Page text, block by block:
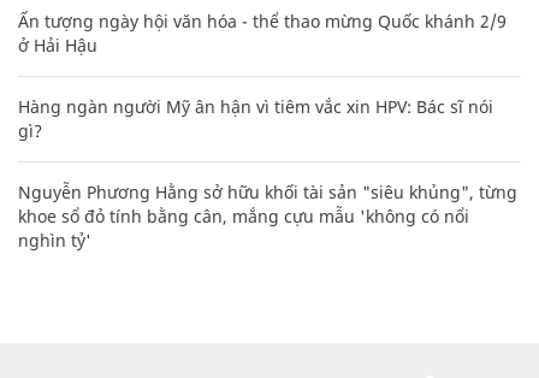
Ấn tượng ngày hội văn hóa - thể thao mừng Quốc khánh 2/9
ở Hải Hậu
Hàng ngàn người Mỹ ân hận vì tiêm vắc xin HPV: Bác sĩ nói
gì?
Nguyễn Phương Hằng sở hữu khối tài sản "siêu khủng", từng
khoe sổ đỏ tính bằng cân, mắng cựu mẫu 'không có nổi
nghìn tỷ'